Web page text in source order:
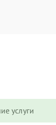
услуги